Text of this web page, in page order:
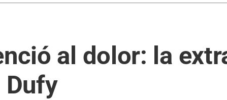
al dolor: la
Dufy